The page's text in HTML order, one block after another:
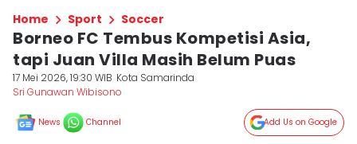
Home Sport Soccer
Borneo FC Tembus Kompetisi Asia,
tapi Juan Villa Masih Belum Puas
17 Mei 2026, 19:30 WIB Kota Samarinda
Sri Gunawan Wibisono
News Channel Add Us on Google